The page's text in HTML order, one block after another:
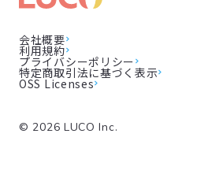
会社概要
利用規約
プライバシーポリシー
特定商取引法に基づく表示
OSS Licenses
© 2026 LUCO Inc.